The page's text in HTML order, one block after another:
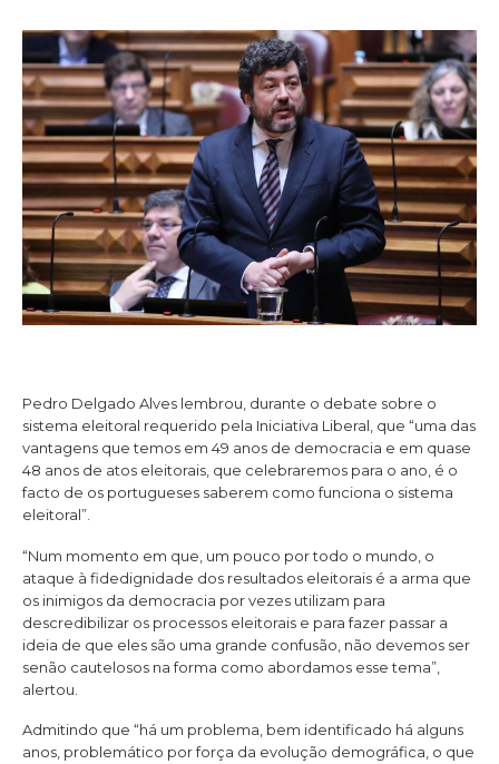
Pedro Delgado Alves lembrou, durante o debate sobre o
sistema eleitoral requerido pela Iniciativa Liberal, que “uma das
vantagens que temos em 49 anos de democracia e em quase
48 anos de atos eleitorais, que celebraremos para o ano, é o
facto de os portugueses saberem como funciona o sistema
eleitoral”.
“Num momento em que, um pouco por todo o mundo, o
ataque à fidedignidade dos resultados eleitorais é a arma que
os inimigos da democracia por vezes utilizam para
descredibilizar os processos eleitorais e para fazer passar a
ideia de que eles são uma grande confusão, não devemos ser
senão cautelosos na forma como abordamos esse tema”,
alertou.
Admitindo que “há um problema, bem identificado há alguns
anos, problemático por força da evolução demográfica, o que